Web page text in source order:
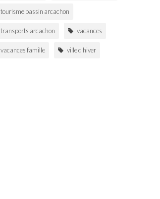
tourisme bassin arcachon
transports arcachon vacances
vacances famille ville d hiver